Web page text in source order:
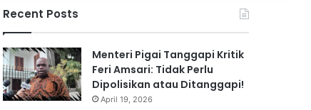
Recent Posts
Menteri Pigai Tanggapi Kritik
Feri Amsari: Tidak Perlu
Dipolisikan atau Ditanggapi!
April 19, 2026